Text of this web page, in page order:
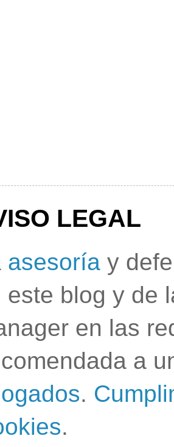
LEGAL
asesoría y
este blog y de
en las
a
.
.